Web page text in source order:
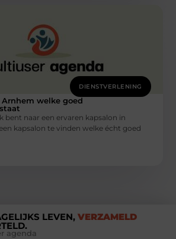
DIENSTVERLENING
welke goed
bent naar een ervaren kapsalon in
kapsalon te vinden welke écht goed
LEVEN, VERZAMELD
agenda